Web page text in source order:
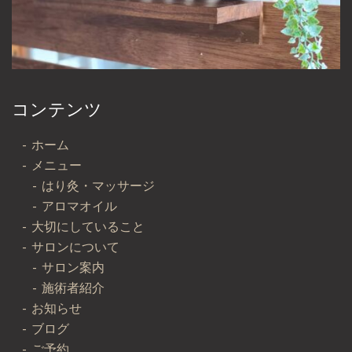
コンテンツ
ホーム
メニュー
はり灸・マッサージ
アロマオイル
大切にしていること
サロンについて
サロン案内
施術者紹介
お知らせ
ブログ